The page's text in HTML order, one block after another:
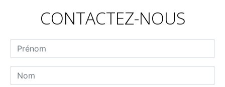
CONTACTEZ-NOUS